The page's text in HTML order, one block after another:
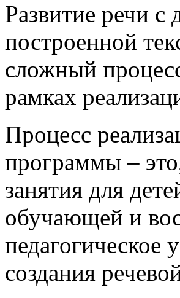
Развитие речи с
построенной
сложный
рамках
Процесс
программы –
занятия для
обучающей и
педагогическое
создания